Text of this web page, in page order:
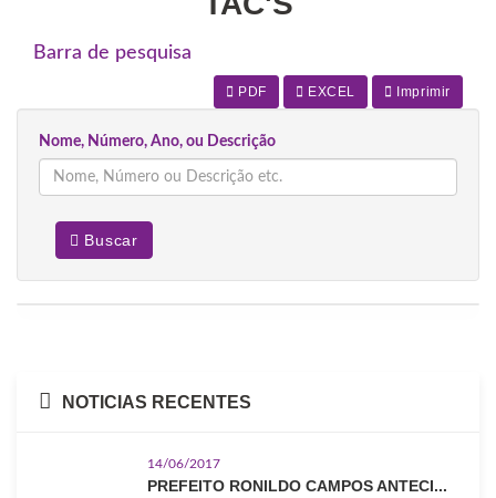
Barra de pesquisa
PDF EXCEL Imprimir
Nome, Número, Ano, ou Descrição
Buscar
NOTICIAS RECENTES
14/06/2017
PREFEITO RONILDO CAMPOS ANTECI...